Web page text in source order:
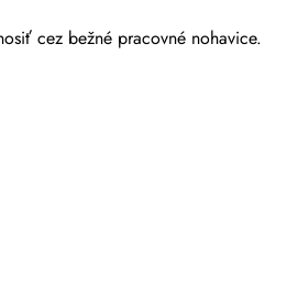
cez bežné pracovné nohavice.